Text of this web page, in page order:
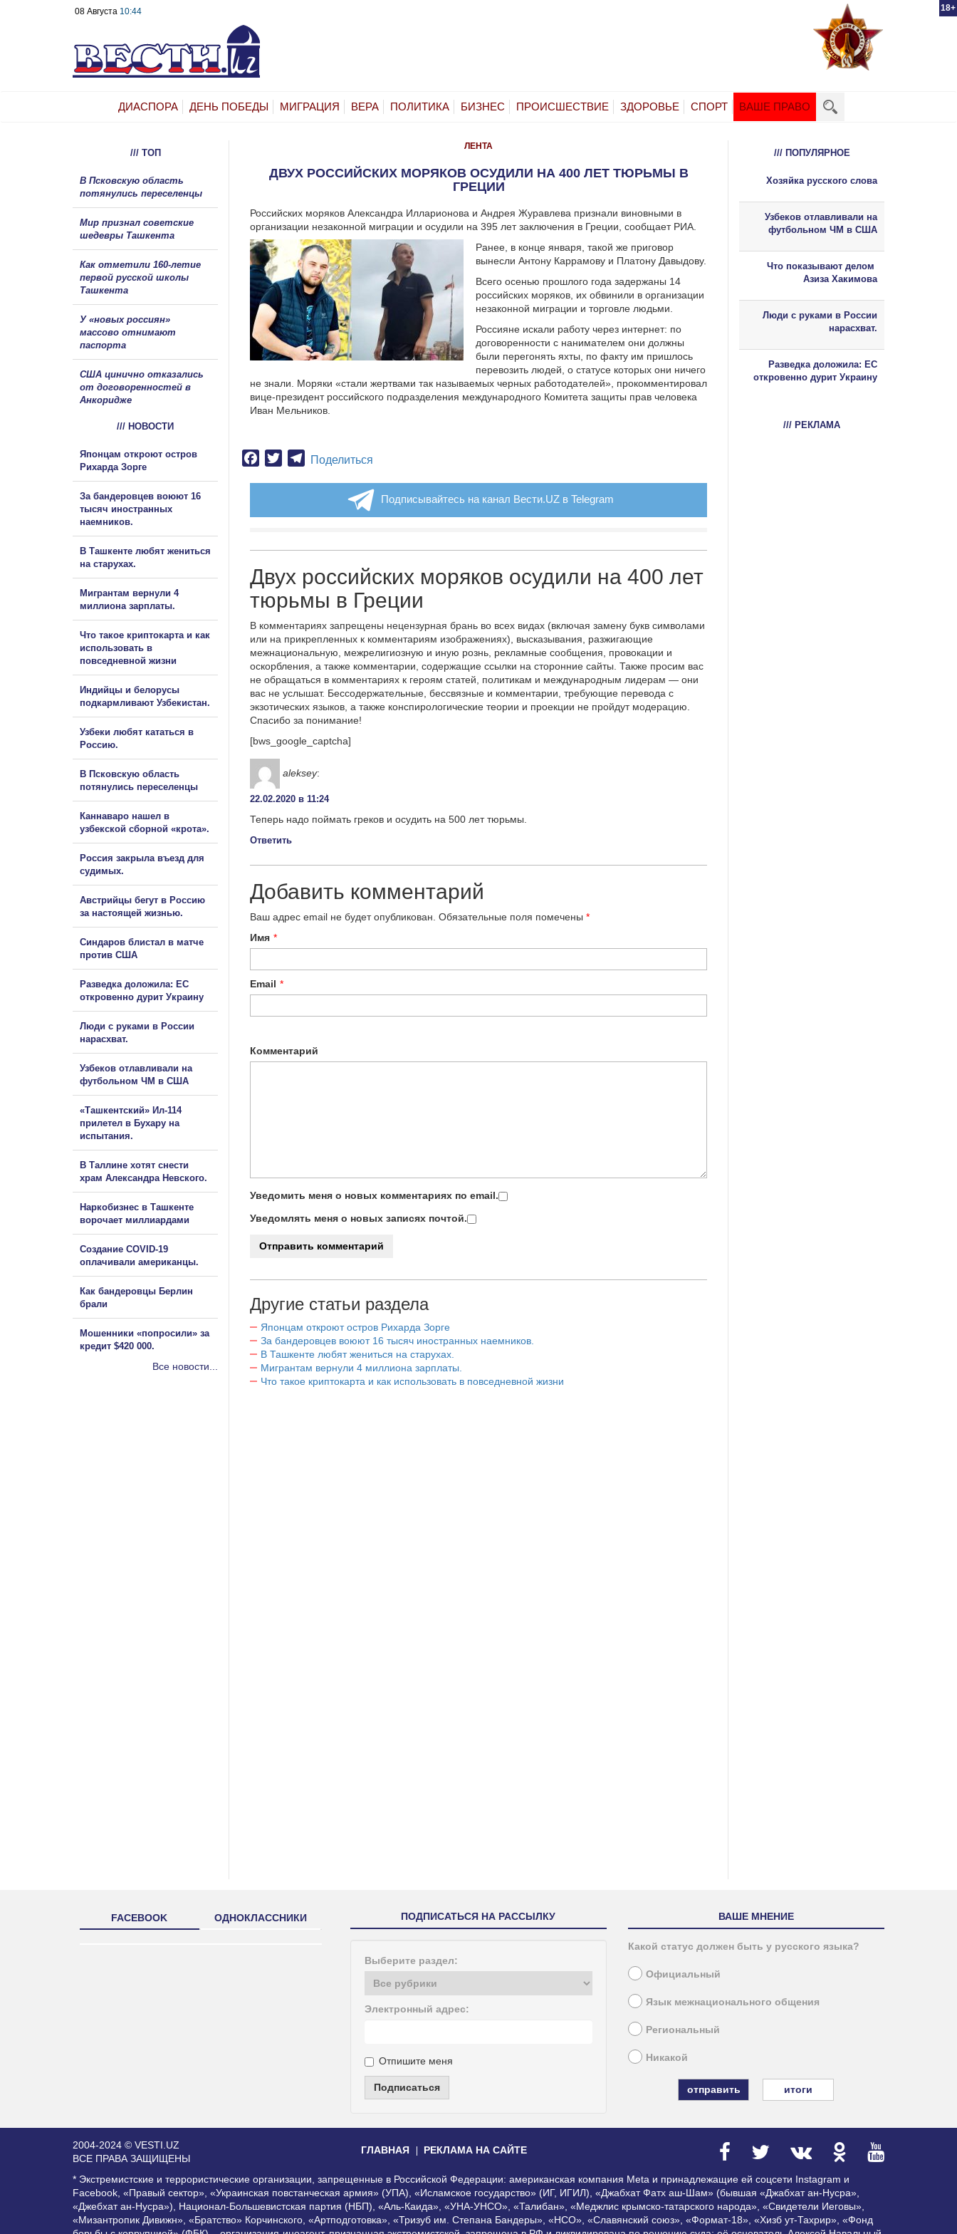
18+
08 Августа 10:44
ДИАСПОРА ДЕНЬ ПОБЕДЫ МИГРАЦИЯ ВЕРА ПОЛИТИКА БИЗНЕС ПРОИСШЕСТВИЕ ЗДОРОВЬЕ СПОРТ ВАШЕ ПРАВО
ЛЕНТА
ДВУХ РОССИЙСКИХ МОРЯКОВ ОСУДИЛИ НА 400 ЛЕТ ТЮРЬМЫ В
ГРЕЦИИ
Российских моряков Александра Илларионова и Андрея Журавлева признали виновными в
организации незаконной миграции и осудили на 395 лет заключения в Греции, сообщает РИА.
Ранее, в конце января, такой же приговор
вынесли Антону Каррамову и Платону Давыдову.
Всего осенью прошлого года задержаны 14
российских моряков, их обвинили в организации
незаконной миграции и торговле людьми.
Россияне искали работу через интернет: по
договоренности с нанимателем они должны
были перегонять яхты, по факту им пришлось
перевозить людей, о статусе которых они ничего
не знали. Моряки «стали жертвами так называемых черных работодателей», прокомментировал
вице-президент российского подразделения международного Комитета защиты прав человека
Иван Мельников.
Facebook
TwitterTelegram
Поделиться
Подписывайтесь на канал Вести.UZ в Telegram
Двух российских моряков осудили на 400 лет
тюрьмы в Греции
В комментариях запрещены нецензурная брань во всех видах (включая замену букв символами
или на прикрепленных к комментариям изображениях), высказывания, разжигающие
межнациональную, межрелигиозную и иную рознь, рекламные сообщения, провокации и
оскорбления, а также комментарии, содержащие ссылки на сторонние сайты. Также просим вас
не обращаться в комментариях к героям статей, политикам и международным лидерам — они
вас не услышат. Бессодержательные, бессвязные и комментарии, требующие перевода с
экзотических языков, а также конспирологические теории и проекции не пройдут модерацию.
Спасибо за понимание!
[bws_google_captcha]
aleksey:
22.02.2020 в 11:24
Теперь надо поймать греков и осудить на 500 лет тюрьмы.
Ответить
Добавить комментарий
Ваш адрес email не будет опубликован. Обязательные поля помечены *
Имя *
Email *
Комментарий
Уведомить меня о новых комментариях по email.
Уведомлять меня о новых записях почтой.
Другие статьи раздела
Японцам откроют остров Рихарда Зорге
За бандеровцев воюют 16 тысяч иностранных наемников.
В Ташкенте любят жениться на старухах.
Мигрантам вернули 4 миллиона зарплаты.
Что такое криптокарта и как использовать в повседневной жизни
/// ТОП
В Псковскую область
потянулись переселенцы
Мир признал советские
шедевры Ташкента
Как отметили 160-летие
первой русской школы
Ташкента
У «новых россиян»
массово отнимают
паспорта
США цинично отказались
от договоренностей в
Анкоридже
/// НОВОСТИ
Японцам откроют остров
Рихарда Зорге
За бандеровцев воюют 16
тысяч иностранных
наемников.
В Ташкенте любят жениться
на старухах.
Мигрантам вернули 4
миллиона зарплаты.
Что такое криптокарта и как
использовать в
повседневной жизни
Индийцы и белорусы
подкармливают Узбекистан.
Узбеки любят кататься в
Россию.
В Псковскую область
потянулись переселенцы
Каннаваро нашел в
узбекской сборной «крота».
Россия закрыла въезд для
судимых.
Австрийцы бегут в Россию
за настоящей жизнью.
Синдаров блистал в матче
против США
Разведка доложила: ЕС
откровенно дурит Украину
Люди с руками в России
нарасхват.
Узбеков отлавливали на
футбольном ЧМ в США
«Ташкентский» Ил-114
прилетел в Бухару на
испытания.
В Таллине хотят снести
храм Александра Невского.
Наркобизнес в Ташкенте
ворочает миллиардами
Создание COVID-19
оплачивали американцы.
Как бандеровцы Берлин
брали
Мошенники «попросили» за
кредит $420 000.
Все новости...
/// ПОПУЛЯРНОЕ
Хозяйка русского слова
Узбеков отлавливали на
футбольном ЧМ в США
Что показывают делом
Азиза Хакимова
Люди с руками в России
нарасхват.
Разведка доложила: ЕС
откровенно дурит Украину
/// РЕКЛАМА
FACEBOOK ОДНОКЛАССНИКИ ПОДПИСАТЬСЯ НА РАССЫЛКУ
Выберите раздел:
Электронный адрес:
Отпишите меня
Подписаться
ВАШЕ МНЕНИЕ
Какой статус должен быть у русского языка?
Официальный
Язык межнационального общения
Региональный
Никакой
итоги
2004-2024 © VESTI.UZ
ВСЕ ПРАВА ЗАЩИЩЕНЫ
ГЛАВНАЯ РЕКЛАМА НА САЙТЕ
* Экстремистские и террористические организации, запрещенные в Российской Федерации: американская компания Meta и принадлежащие ей соцсети Instagram и
Facebook, «Правый сектор», «Украинская повстанческая армия» (УПА), «Исламское государство» (ИГ, ИГИЛ), «Джабхат Фатх аш-Шам» (бывшая «Джабхат ан-Нусра»,
«Джебхат ан-Нусра»), Национал-Большевистская партия (НБП), «Аль-Каида», «УНА-УНСО», «Талибан», «Меджлис крымско-татарского народа», «Свидетели Иеговы»,
«Мизантропик Дивижн», «Братство» Корчинского, «Артподготовка», «Тризуб им. Степана Бандеры», «НСО», «Славянский союз», «Формат-18», «Хизб ут-Тахрир», «Фонд